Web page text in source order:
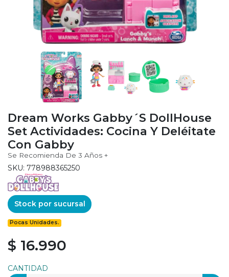
Dream Works Gabby´S DollHouse
Set Actividades: Cocina Y Deléitate
Con Gabby
Se Recomienda De 3 Años +
SKU: 778988365250
Stock por sucursal
Pocas Unidades.
$ 16.990
CANTIDAD